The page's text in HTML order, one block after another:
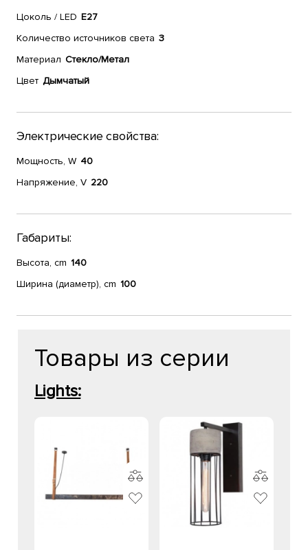
Цоколь / LED E27
Количество источников света 3
Материал Стекло/Метал
Цвет Дымчатый
Электрические свойства:
Мощность, W 40
Напряжение, V 220
Габариты:
Высота, cm 140
Ширина (диаметр), cm 100
Товары из серии
Lights: